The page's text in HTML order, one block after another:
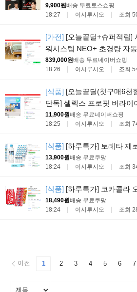
9,900원배송 무료토스쇼핑
18:27
이시루시오 조회
[가전] [오늘끝딜+슈퍼적립]
워시스템 NEO+ 초경량 자
839,000원배송 무료네이버쇼핑
18:26
이시루시오 조회
[식품] [오늘끝딜(첫구매6천
단독] 셀렉스 프로핏 버라이
11,900원배송 무료네이버쇼핑
18:25
이시루시오 조회
[식품] [하루특가] 토레타 제
13,900원배송 무료쿠팡
18:24
이시루시오 조회
[식품] [하루특가] 코카콜라
18,490원배송 무료쿠팡
18:24
이시루시오 조회
이전 1 2 3 4 5 6 7